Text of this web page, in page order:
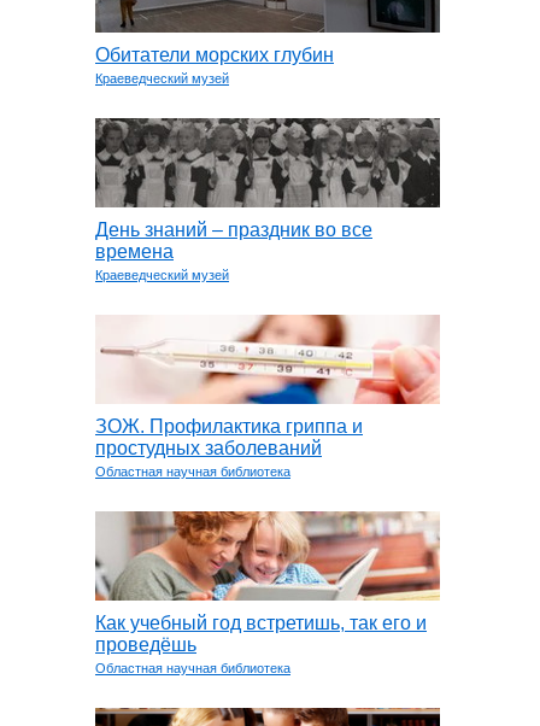
Обитатели морских глубин
Краеведческий музей
День знаний – праздник во все
времена
Краеведческий музей
ЗОЖ. Профилактика гриппа и
простудных заболеваний
Областная научная библиотека
Как учебный год встретишь, так его и
проведёшь
Областная научная библиотека